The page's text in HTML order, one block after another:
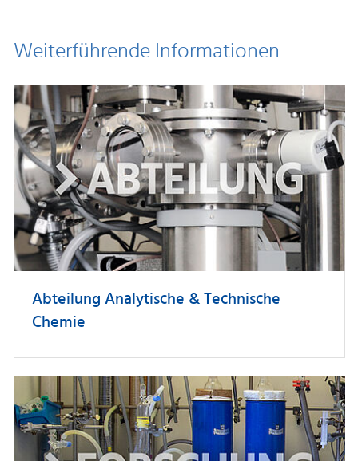
Weiterführende Informationen
Abteilung Analytische & Technische
Chemie